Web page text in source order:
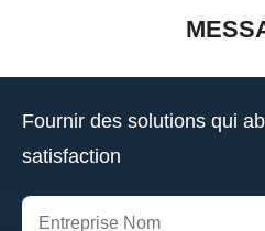
Fournir des solutions qui
satisfaction